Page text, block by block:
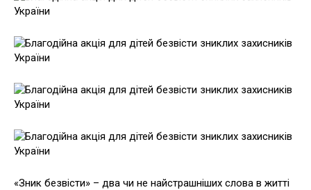
«Зник безвісти» – два чи не найстрашніших слова в житті